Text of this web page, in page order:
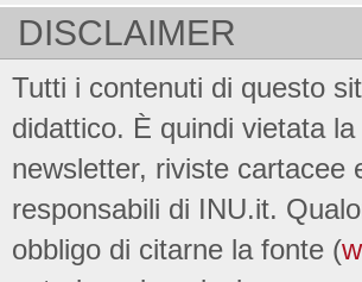
DISCLAIMER
Tutti i contenuti di questo
didattico. È quindi vietata
newsletter, riviste cartacee
responsabili di INU.it.
obbligo di citarne la fonte (